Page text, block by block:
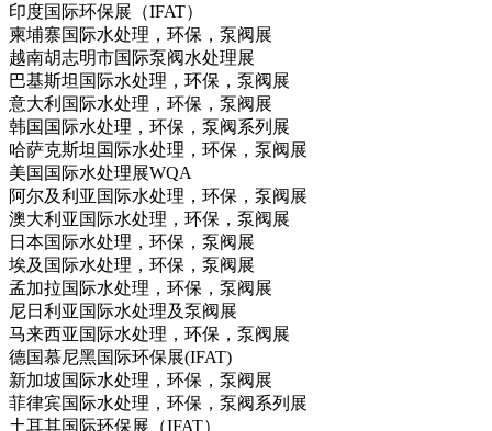
印度国际环保展（IFAT）
柬埔寨国际水处理，环保，泵阀展
越南胡志明市国际泵阀水处理展
巴基斯坦国际水处理，环保，泵阀展
意大利国际水处理，环保，泵阀展
韩国国际水处理，环保，泵阀系列展
哈萨克斯坦国际水处理，环保，泵阀展
美国国际水处理展WQA
阿尔及利亚国际水处理，环保，泵阀展
澳大利亚国际水处理，环保，泵阀展
日本国际水处理，环保，泵阀展
埃及国际水处理，环保，泵阀展
孟加拉国际水处理，环保，泵阀展
尼日利亚国际水处理及泵阀展
马来西亚国际水处理，环保，泵阀展
德国慕尼黑国际环保展(IFAT)
新加坡国际水处理，环保，泵阀展
菲律宾国际水处理，环保，泵阀系列展
土耳其国际环保展（IFAT）